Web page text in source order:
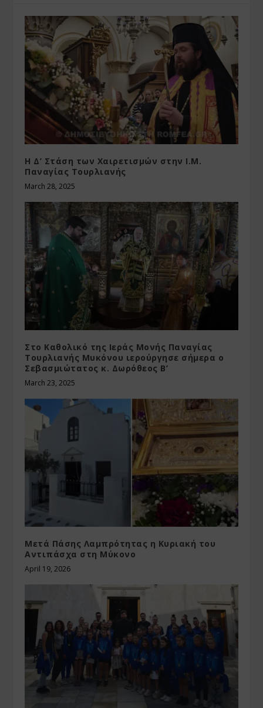
Η Δ’ Στάση των Χαιρετισμών στην Ι.Μ.
Παναγίας Τουρλιανής
March 28, 2025
Στο Καθολικό της Ιεράς Μονής Παναγίας
Τουρλιανής Μυκόνου ιερούργησε σήμερα ο
Σεβασμιώτατος κ. Δωρόθεος Β’
March 23, 2025
Μετά Πάσης Λαμπρότητας η Κυριακή του
Αντιπάσχα στη Μύκονο
April 19, 2026